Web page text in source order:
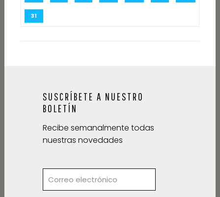
31
SUSCRÍBETE A NUESTRO
BOLETÍN
Recibe semanalmente todas
nuestras novedades